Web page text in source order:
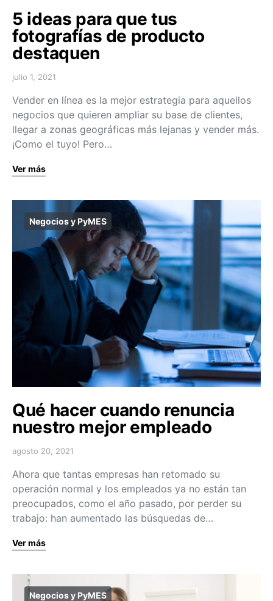
5 ideas para que tus
fotografías de producto
destaquen
julio 1, 2021
Vender en línea es la mejor estrategia para aquellos
negocios que quieren ampliar su base de clientes,
llegar a zonas geográficas más lejanas y vender más.
¡Como el tuyo! Pero…
Ver más
Negocios y PyMES
Qué hacer cuando renuncia
nuestro mejor empleado
agosto 20, 2021
Ahora que tantas empresas han retomado su
operación normal y los empleados ya no están tan
preocupados, como el año pasado, por perder su
trabajo: han aumentado las búsquedas de…
Ver más
Negocios y PyMES